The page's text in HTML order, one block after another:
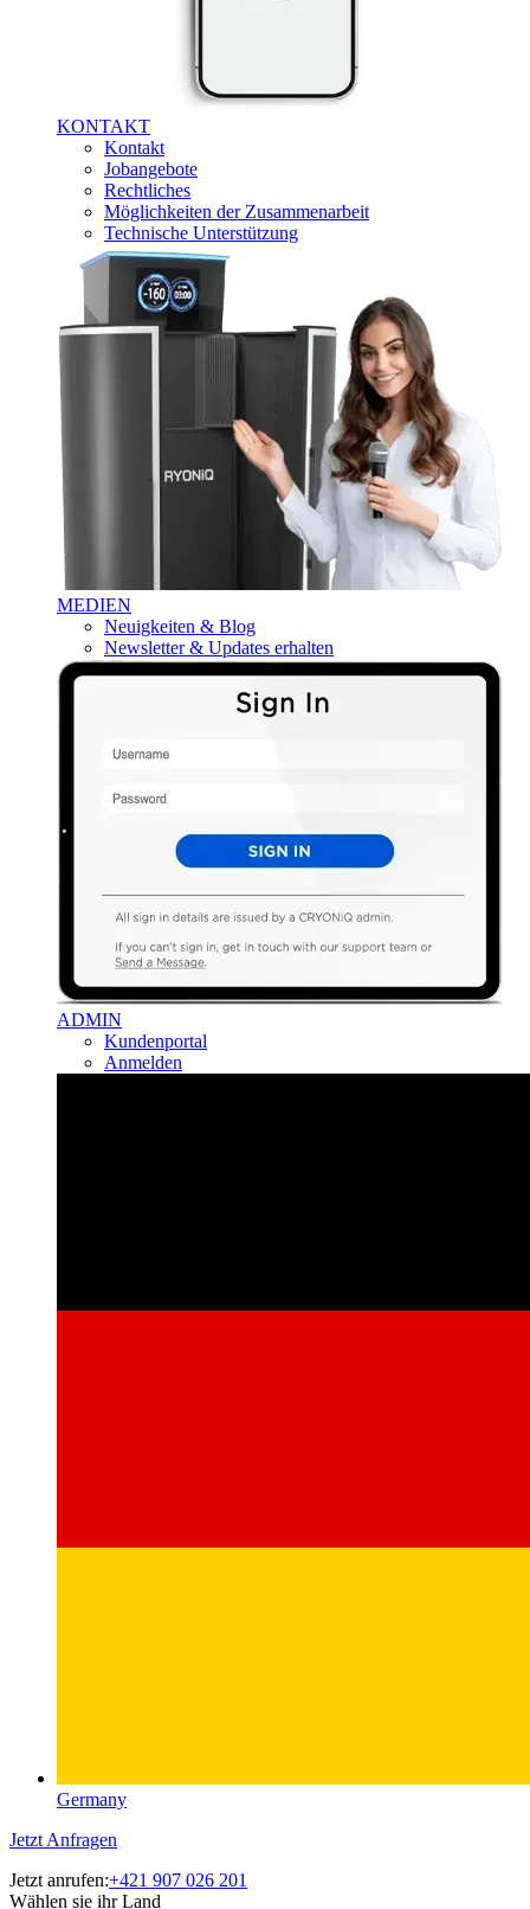
KONTAKT
Kontakt
Jobangebote
Rechtliches
Möglichkeiten der Zusammenarbeit
Technische Unterstützung
MEDIEN
Neuigkeiten & Blog
Newsletter & Updates erhalten
ADMIN
Kundenportal
Anmelden
Germany
Jetzt Anfragen
Jetzt anrufen:+421 907 026 201
Wählen sie ihr Land